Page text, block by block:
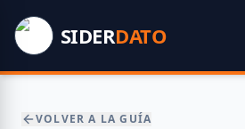
SIDERDATO
VOLVER A LA GUÍA